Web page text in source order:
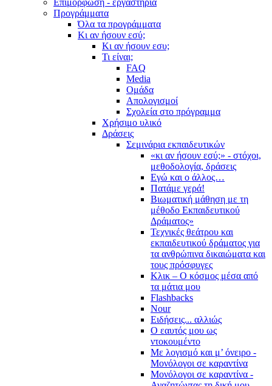
Επιμόρφωση - εργαστήρια
Προγράμματα
Όλα τα προγράμματα
Κι αν ήσουν εσύ;
Κι αν ήσουν εσυ;
Τι είναι;
FAQ
Media
Ομάδα
Απολογισμοί
Σχολεία στο πρόγραμμα
Χρήσιμο υλικό
Δράσεις
Σεμινάρια εκπαιδευτικών
«κι αν ήσουν εσύ;» - στόχοι,
μεθοδολογία, δράσεις
Εγώ και ο άλλος…
Πατάμε γερά!
Βιωματική μάθηση με τη
μέθοδο Εκπαιδευτικού
Δράματος»
Τεχνικές θεάτρου και
εκπαιδευτικού δράματος για
τα ανθρώπινα δικαιώματα και
τους πρόσφυγες
Κλικ – Ο κόσμος μέσα από
τα μάτια μου
Flashbacks
Nour
Ειδήσεις... αλλιώς
Ο εαυτός μου ως
ντοκουμέντο
Με λογισμό και μ’ όνειρο -
Μονόλογοι σε καραντίνα
Μονόλογοι σε καραντίνα -